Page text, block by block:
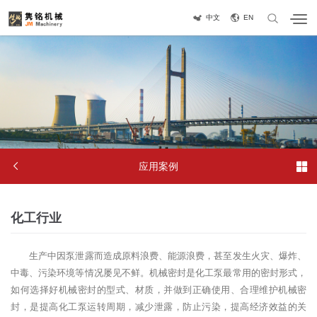
中文 EN
 应用案例 
化工行业
生产中因泵泄露而造成原料浪费、能源浪费，甚至发生火灾、爆炸、
中毒、污染环境等情况屡见不鲜。机械密封是化工泵最常用的密封形式，
如何选择好机械密封的型式、材质，并做到正确使用、合理维护机械密
封，是提高化工泵运转周期，减少泄露，防止污染，提高经济效益的关